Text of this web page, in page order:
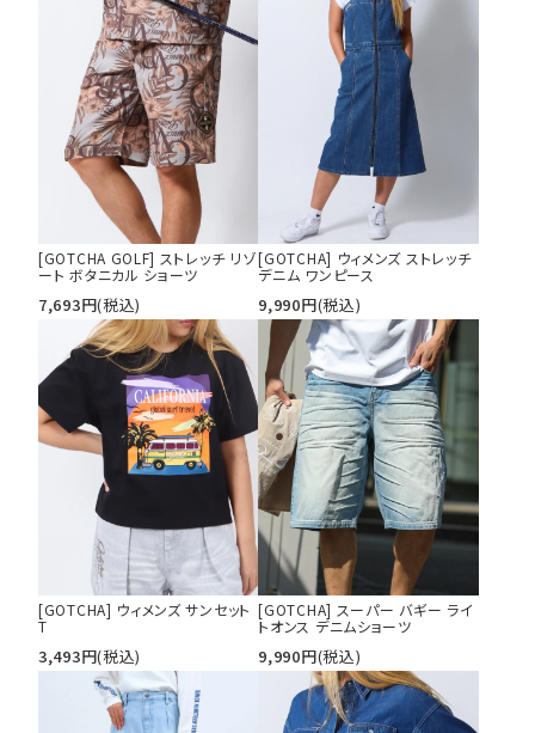
[GOTCHA GOLF] ストレッチ リゾ
ート ボタニカル ショーツ
7,693円(税込)
[GOTCHA] ウィメンズ ストレッチ
デニム ワンピース
9,990円(税込)
[GOTCHA] ウィメンズ サンセット
T
3,493円(税込)
[GOTCHA] スーパー バギー ライ
トオンス デニムショーツ
9,990円(税込)